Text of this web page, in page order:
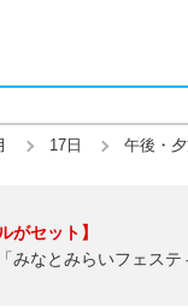
17日 午後・
がセット】
みなとみらいフェス